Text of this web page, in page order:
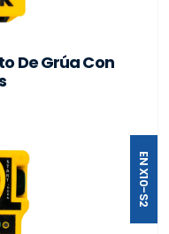
De Grúa Con
EN X10-S2